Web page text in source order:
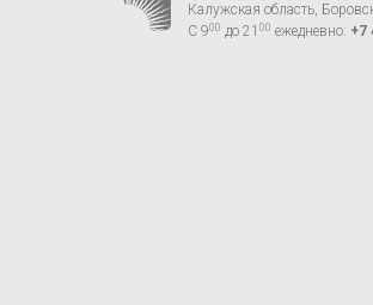
Калужская область,
С 900 до 21 00 ежедневно: +7